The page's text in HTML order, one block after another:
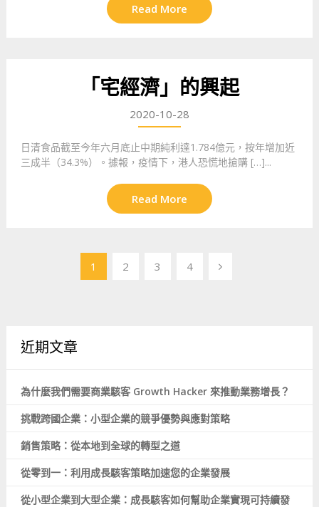
Read More
「宅經濟」的興起
2020-10-28
日清食品截至今年六月底止中期純利達1.784億元，按年增加近
三成半（34.3%）。據報，疫情下，港人恐慌地搶購 […]...
Read More
覽
1 2 3 4
近期文章
為什麼我們需要商業駭客 Growth Hacker 來推動業務增長？
挑戰跨國企業：小型企業的競爭優勢與應對策略
銷售策略：從本地到全球的轉型之道
從零到一：利用成長駭客策略加速您的企業發展
從小型企業到大型企業：成長駭客如何幫助企業實現可持續發